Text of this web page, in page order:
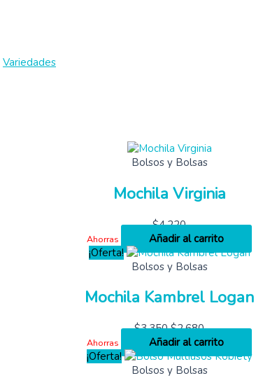
Variedades
Bolsos y Bolsas
Mochila Virginia
$4,220
Ahorras
Añadir al carrito
¡Oferta!
Bolsos y Bolsas
Mochila Kambrel Logan
$3,350 $2,680
Ahorras
Añadir al carrito
¡Oferta!
Bolsos y Bolsas